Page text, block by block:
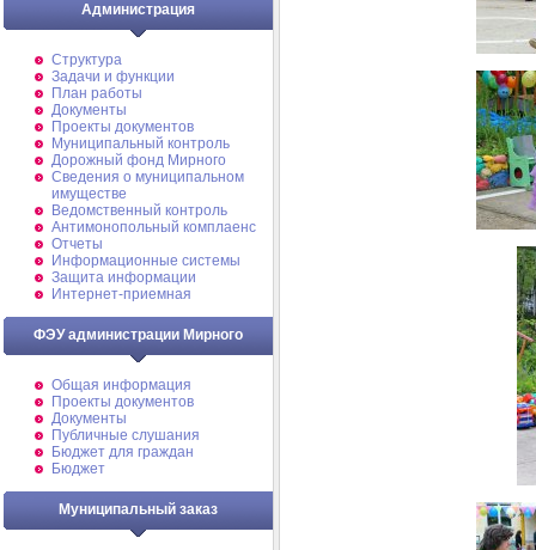
Администрация
Структура
Задачи и функции
План работы
Документы
Проекты документов
Муниципальный контроль
Дорожный фонд Мирного
Cведения о муниципальном
имуществе
Ведомственный контроль
Антимонопольный комплаенс
Отчеты
Информационные системы
Защита информации
Интернет-приемная
ФЭУ администрации Мирного
Общая информация
Проекты документов
Документы
Публичные слушания
Бюджет для граждан
Бюджет
Муниципальный заказ